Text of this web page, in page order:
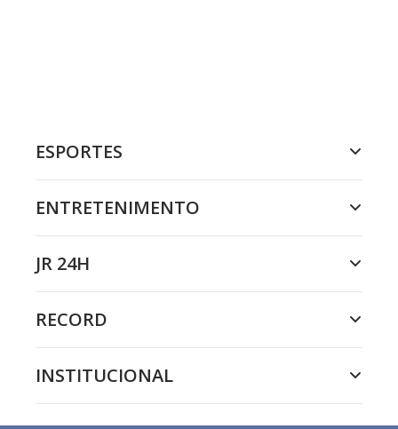
ESPORTES
ENTRETENIMENTO
JR 24H
RECORD
INSTITUCIONAL